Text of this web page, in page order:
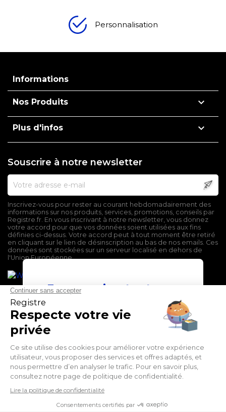
Personnalisation
Informations
Nos Produits 
Plus d'infos 
Souscrire à notre newsletter
Inscrivez-vous pour rester au courant hebdomadairement des
informations sur nos produits, services, promotions, conseils par
Registre.fr. En vous inscrivant à notre newsletter, vous donnez
votre accord pour que vos données soient utilisées aux fins
définies ci-dessus. Votre accord peut à tout moment être retiré
en cliquant sur le lien de désinscription au bas de nos emails. Ces
données sont stockées sur un serveur localisé en dehors de
l'Union Européenne.
En poursuivant votre
navigation sur ce site,
vous devez accepter
l’utilisation et l'écriture
de Cookies.
J'accepte
En savoir plus
Conditions générales de vente
Politique de confidentialité
FacebookTwitter